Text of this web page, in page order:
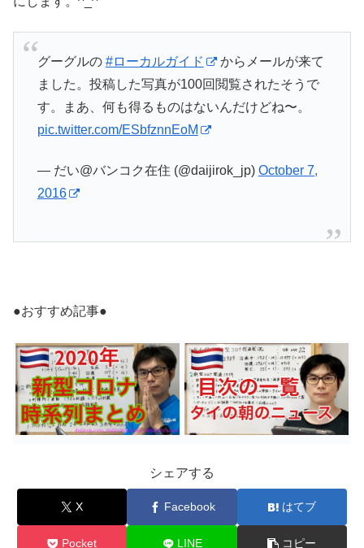
グーグルの #ローカルガイド
からメールが来て
ました。投稿した写真が100回閲覧されたそうで
す。まあ、何も得るものはないんだけどね〜。
pic.twitter.com/ESbfznnEoM
— だい@バンコク在住 (@daijirok_jp) October 7,
2016
●おすすめ記事●
シェアする
X Facebook はてブ
Pocket LINE コピー